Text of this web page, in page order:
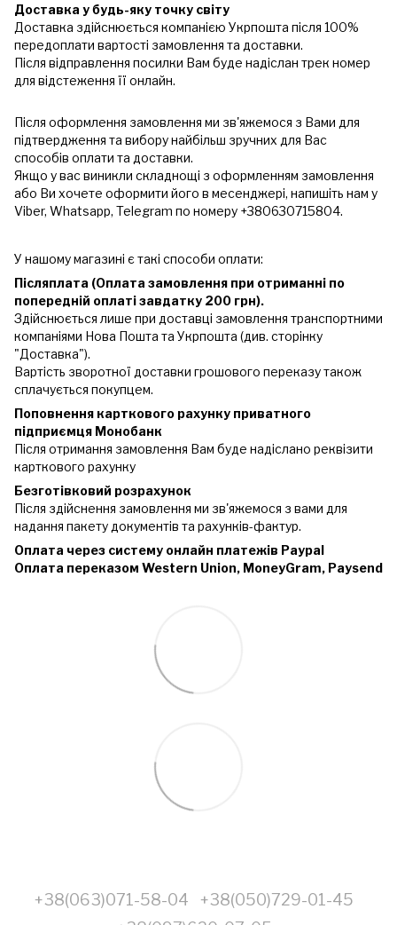
Доставка у будь-яку точку світу
Доставка здійснюється компанією Укрпошта після 100%
передоплати вартості замовлення та доставки.
Після відправлення посилки Вам буде надіслан трек номер
для відстеження її онлайн.
Після оформлення замовлення ми зв'яжемося з Вами для
підтвердження та вибору найбільш зручних для Вас
способів оплати та доставки.
Якщо у вас виникли складнощі з оформленням замовлення
або Ви хочете оформити його в месенджері, напишіть нам у
Viber, Whatsapp, Telegram по номеру +380630715804.
У нашому магазині є такі способи оплати:
Післяплата (Оплата замовлення при отриманні по
попередній оплаті завдатку 200 грн).
Здійснюється лише при доставці замовлення транспортними
компаніями Нова Пошта та Укрпошта (див. сторінку
"Доставка").
Вартість зворотної доставки грошового переказу також
сплачується покупцем.
Поповнення карткового рахунку приватного
підприємця Монобанк
Після отримання замовлення Вам буде надіслано реквізити
карткового рахунку
Безготівковий розрахунок
Після здійснення замовлення ми зв'яжемося з вами для
надання пакету документів та рахунків-фактур.
Оплата через систему онлайн платежів Paypal
Оплата переказом Western Union, MoneyGram, Paysend
+38(063)071-58-04
+38(050)729-01-45